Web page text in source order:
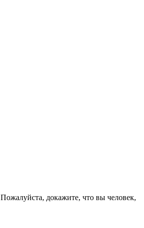
Пожалуйста, докажите, что вы человек,